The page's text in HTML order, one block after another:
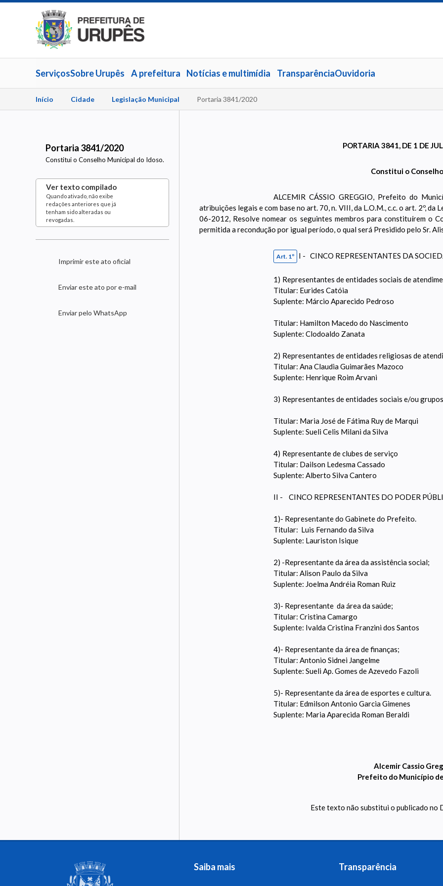
ServiçosSobre Urupês A prefeitura Notícias e multimídia TransparênciaOuvidoria
Início Cidade Legislação Municipal Portaria 3841/2020
Portaria 3841/2020
Constitui o Conselho Municipal do Idoso.
Ver texto compilado
Quando ativado, não exibe
redações anteriores que já
tenham sido alteradas ou
revogadas.
Imprimir este ato oficial
Enviar este ato por e-mail
Enviar pelo WhatsApp
PORTARIA 3841, DE 1 DE
Constitui o
ALCEMIR CÁSSIO GREGGIO, Prefeito do
atribuições legais e com base no art. 70, n. VIII, da L.O.M., c.c. o art. 2º,
06-2012, Resolve nomear os seguintes membros para constituírem o
permitida a recondução por igual período, o qual será Presidido pelo Sr.
Art. 1º I - CINCO REPRESENTANTES DA
1) Representantes de entidades sociais de
Titular: Eurides Catóia
Suplente: Márcio Aparecido Pedroso
Titular: Hamilton Macedo do Nascimento
Suplente: Clodoaldo Zanata
2) Representantes de entidades religiosas de
Titular: Ana Claudia Guimarães Mazoco
Suplente: Henrique Roim Arvani
3) Representantes de entidades sociais e/ou
Titular: Maria José de Fátima Ruy de Marqui
Suplente: Sueli Celis Milani da Silva
4) Representante de clubes de serviço
Titular: Dailson Ledesma Cassado
Suplente: Alberto Silva Cantero
II - CINCO REPRESENTANTES DO PODER
1)- Representante do Gabinete do Prefeito.
Titular: Luis Fernando da Silva
Suplente: Lauriston Isique
2) -Representante da área da assistência social;
Titular: Alison Paulo da Silva
Suplente: Joelma Andréia Roman Ruiz
3)- Representante da área da saúde;
Titular: Cristina Camargo
Suplente: Ivalda Cristina Franzini dos Santos
4)- Representante da área de finanças;
Titular: Antonio Sidnei Jangelme
Suplente: Sueli Ap. Gomes de Azevedo Fazoli
5)- Representante da área de esportes e cultura.
Titular: Edmilson Antonio Garcia Gimenes
Suplente: Maria Aparecida Roman Beraldi
Alcemir Cassio
Prefeito do Município
Este texto não substitui o publicado no
Saiba mais Transparência